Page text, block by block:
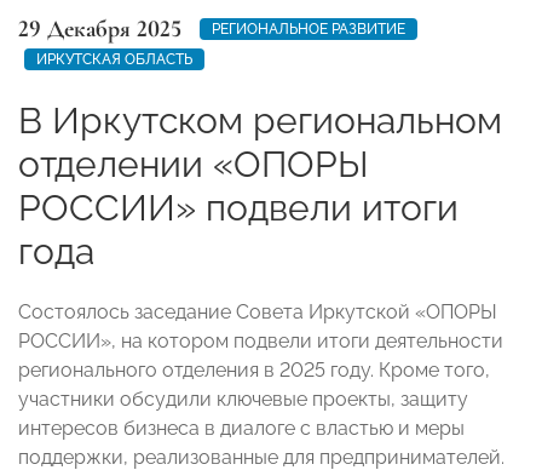
29 Декабря 2025
РЕГИОНАЛЬНОЕ РАЗВИТИЕ
ИРКУТСКАЯ ОБЛАСТЬ
В Иркутском региональном
отделении «ОПОРЫ
РОССИИ» подвели итоги
года
Состоялось заседание Совета Иркутской «ОПОРЫ
РОССИИ», на котором подвели итоги деятельности
регионального отделения в 2025 году. Кроме того,
участники обсудили ключевые проекты, защиту
интересов бизнеса в диалоге с властью и меры
поддержки, реализованные для предпринимателей.